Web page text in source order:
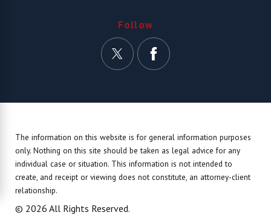
Follow
The information on this website is for general information purposes
only. Nothing on this site should be taken as legal advice for any
individual case or situation. This information is not intended to
create, and receipt or viewing does not constitute, an attorney-client
relationship.
© 2026 All Rights Reserved.